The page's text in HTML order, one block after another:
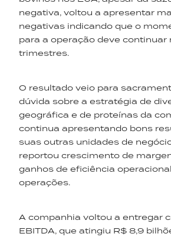
negativa, voltou a apresentar
negativas indicando que o
para a operação deve continuar
trimestres.
O resultado veio para
dúvida sobre a estratégia de
geográfica e de proteínas da
continua apresentando bons
suas outras unidades de
reportou crescimento de
ganhos de eficiência
operações.
A companhia voltou a entregar
EBITDA, que atingiu R$ 8,9